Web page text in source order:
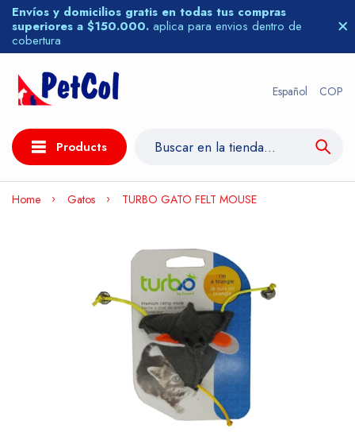
Envíos y domicilios gratis en todas tus compras
superiores a $150.000. aplica para envios dentro de
cobertura
Español COP
Products
Home Gatos TURBO GATO FELT MOUSE